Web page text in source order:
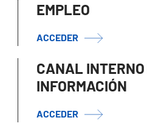
EMPLEO
ACCEDER
CANAL INTERNO
INFORMACIÓN
ACCEDER